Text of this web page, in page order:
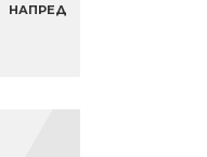
НАПРЕД